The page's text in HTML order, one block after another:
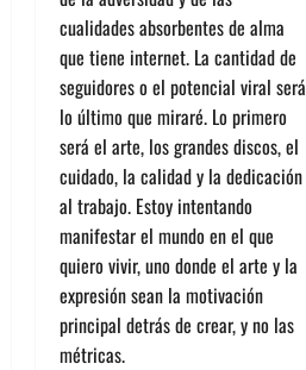
cualidades absorbentes de alma
que tiene internet. La cantidad de
seguidores o el potencial viral será
lo último que miraré. Lo primero
será el arte, los grandes discos, el
cuidado, la calidad y la dedicación
al trabajo. Estoy intentando
manifestar el mundo en el que
quiero vivir, uno donde el arte y la
expresión sean la motivación
principal detrás de crear, y no las
métricas.